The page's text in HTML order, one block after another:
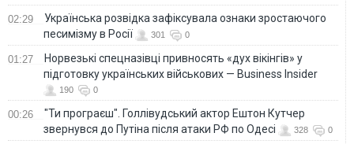
02:29
Українська розвідка зафіксувала ознаки зростаючого
песимізму в Росії
301 0
01:27
Норвезькі спецназівці привносять «дух вікінгів» у
підготовку українських військових — Business Insider
190 0
00:26
"Ти програєш". Голлівудський актор Ештон Кутчер
звернувся до Путіна після атаки РФ по Одесі
328 0